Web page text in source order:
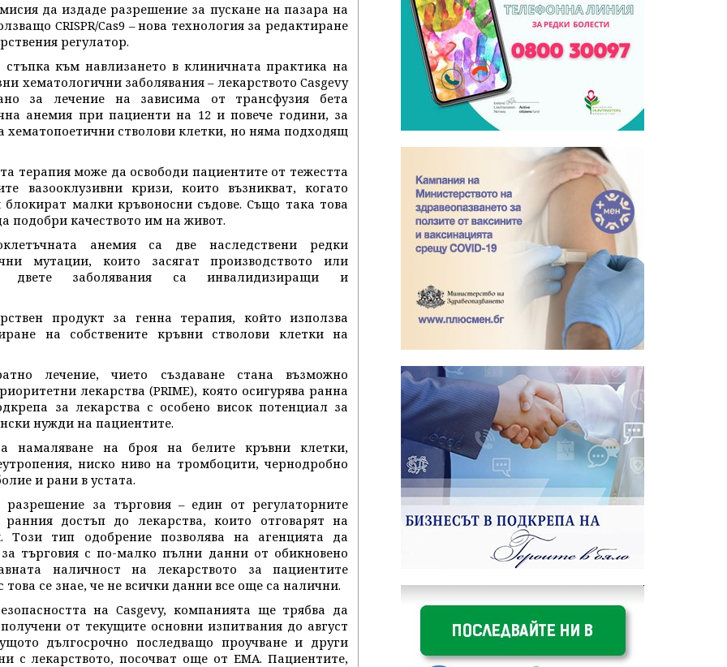
да издаде разрешение за пускане на пазара на
CRISPR/Cas9 – нова технология за редактиране
регулатор.
към навлизането в клиничната практика на
хематологични заболявания – лекарството Casgevy
за лечение на зависима от трансфузия бета
анемия при пациенти на 12 и повече години, за
стволови клетки, но няма подходящ
терапия може да освободи пациентите от тежестта
вазооклузивни кризи, които възникват, когато
малки кръвоносни съдове. Също така това
подобри качеството им на живот.
анемия са две наследствени редки
мутации, които засягат производството или
заболявания са инвалидизиращи и
продукт за генна терапия, който използва
на собствените кръвни стволови клетки на
лечение, чието създаване стана възможно
лекарства (PRIME), която осигурява ранна
за лекарства с особено висок потенциал за
нужди на пациентите.
намаляване на броя на белите кръвни клетки,
ниско ниво на тромбоцити, чернодробно
и рани в устата.
разрешение за търговия – един от регулаторните
достъп до лекарства, които отговарят на
Този тип одобрение позволява на агенцията да
търговия с по-малко пълни данни от обикновено
наличност на лекарството за пациентите
се знае, че не всички данни все още са налични.
на Casgevy, компанията ще трябва да
от текущите основни изпитвания до август
дългосрочно последващо проучване и други
с лекарството, посочват още от ЕMA. Пациентите,